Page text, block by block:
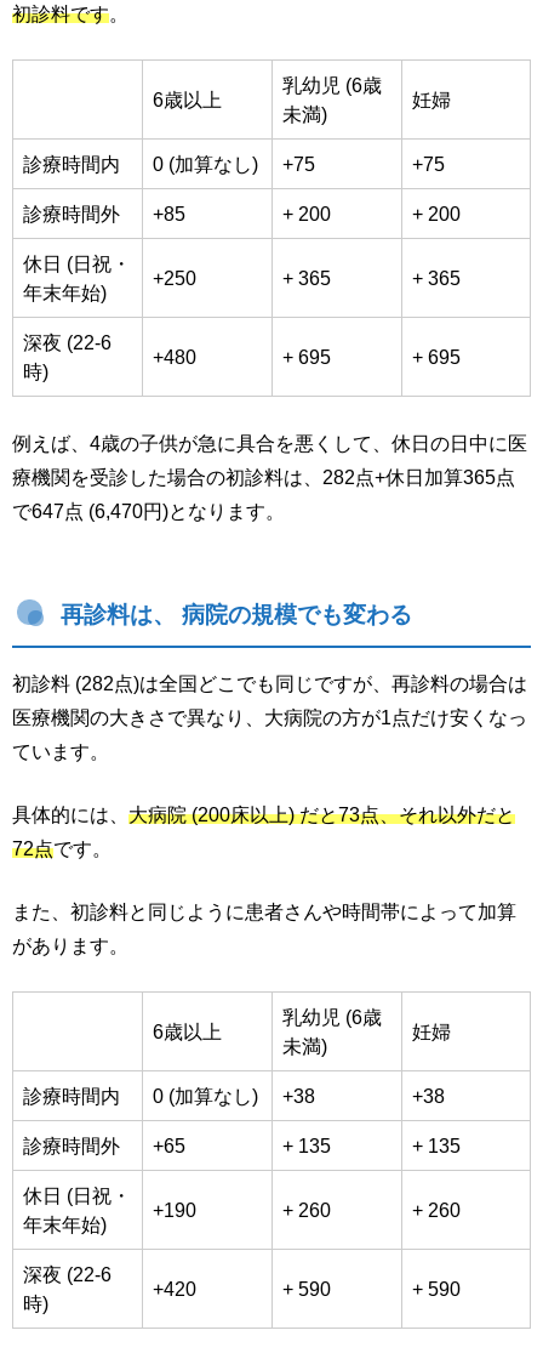
初診料です。
6歳以上
乳幼児 (6歳
未満)
妊婦
診療時間内 0 (加算なし) +75 +75
診療時間外 +85 + 200 + 200
休日 (日祝・
年末年始)
+250 + 365 + 365
深夜 (22-6
時)
+480 + 695 + 695
例えば、4歳の子供が急に具合を悪くして、休日の日中に医
療機関を受診した場合の初診料は、282点+休日加算365点
で647点 (6,470円)となります。
再診料は、 病院の規模でも変わる
初診料 (282点)は全国どこでも同じですが、再診料の場合は
医療機関の大きさで異なり、大病院の方が1点だけ安くなっ
ています。
具体的には、 大病院 (200床以上) だと73点、それ以外だと
72点です。
また、初診料と同じように患者さんや時間帯によって加算
があります。
6歳以上
乳幼児 (6歳
未満)
妊婦
診療時間内 0 (加算なし) +38 +38
診療時間外 +65 + 135 + 135
休日 (日祝・
年末年始)
+190 + 260 + 260
深夜 (22-6
時)
+420 + 590 + 590